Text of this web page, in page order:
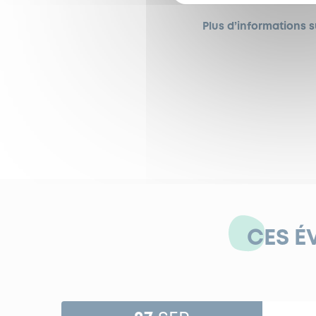
Plus d’informations
CES